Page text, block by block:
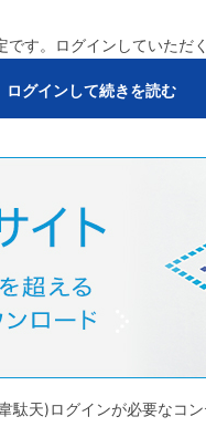
す。ログインしていただ
ログインして続きを読む
駄天)ログインが必要なコン